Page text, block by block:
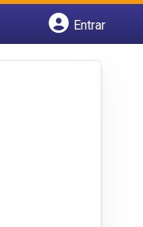
Entrar